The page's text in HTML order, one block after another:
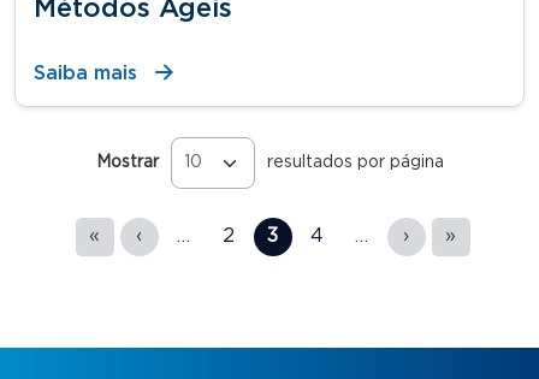
Métodos Ágeis
Saiba mais
Mostrar resultados por página
Páginas
« ‹ … 2 3 4 … › »